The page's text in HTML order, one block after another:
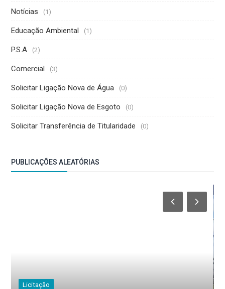
Notícias (1)
Educação Ambiental (1)
P.S.A (2)
Comercial (3)
Solicitar Ligação Nova de Água (0)
Solicitar Ligação Nova de Esgoto (0)
Solicitar Transferência de Titularidade (0)
PUBLICAÇÕES ALEATÓRIAS
Licitação